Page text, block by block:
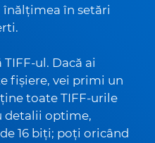
înălțimea în setări
TIFF-ul. Dacă ai
fișiere, vei primi un
toate TIFF-urile
detalii optime,
16 biți; poți oricând